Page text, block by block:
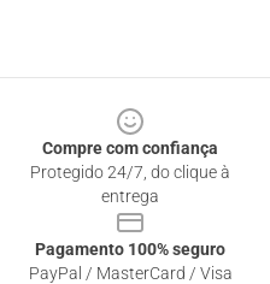
Compre com confiança
Protegido 24/7, do clique à
entrega
Pagamento 100% seguro
PayPal / MasterCard / Visa